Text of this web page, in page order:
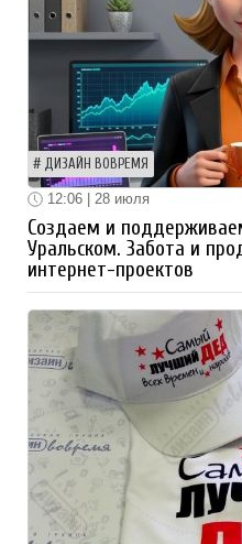
ДИЗАЙН ВОВРЕМЯ
12:06 | 28 июля
Создаем и
Уральском. Забота и
интернет-проектов